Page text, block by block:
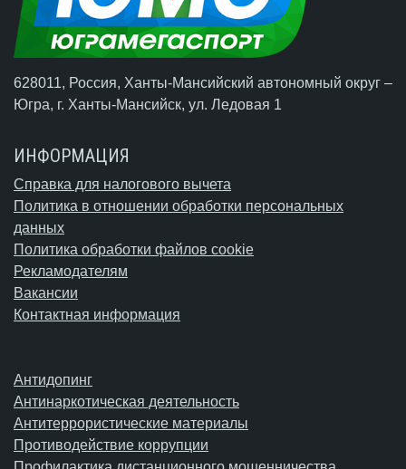
628011, Россия, Ханты-Мансийский автономный округ –
Югра, г. Ханты-Мансийск, ул. Ледовая 1
ИНФОРМАЦИЯ
Справка для налогового вычета
Политика в отношении обработки персональных
данных
Политика обработки файлов cookie
Рекламодателям
Вакансии
Контактная информация
Антидопинг
Антинаркотическая деятельность
Антитеррористические материалы
Противодействие коррупции